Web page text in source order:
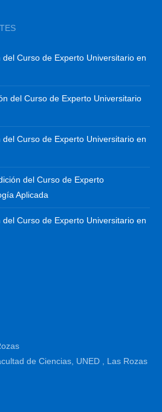
del Curso de Experto Universitario en
del Curso de Experto Universitario
del Curso de Experto Universitario en
del Curso de Experto
Aplicada
del Curso de Experto Universitario en
de Ciencias, UNED , Las Rozas